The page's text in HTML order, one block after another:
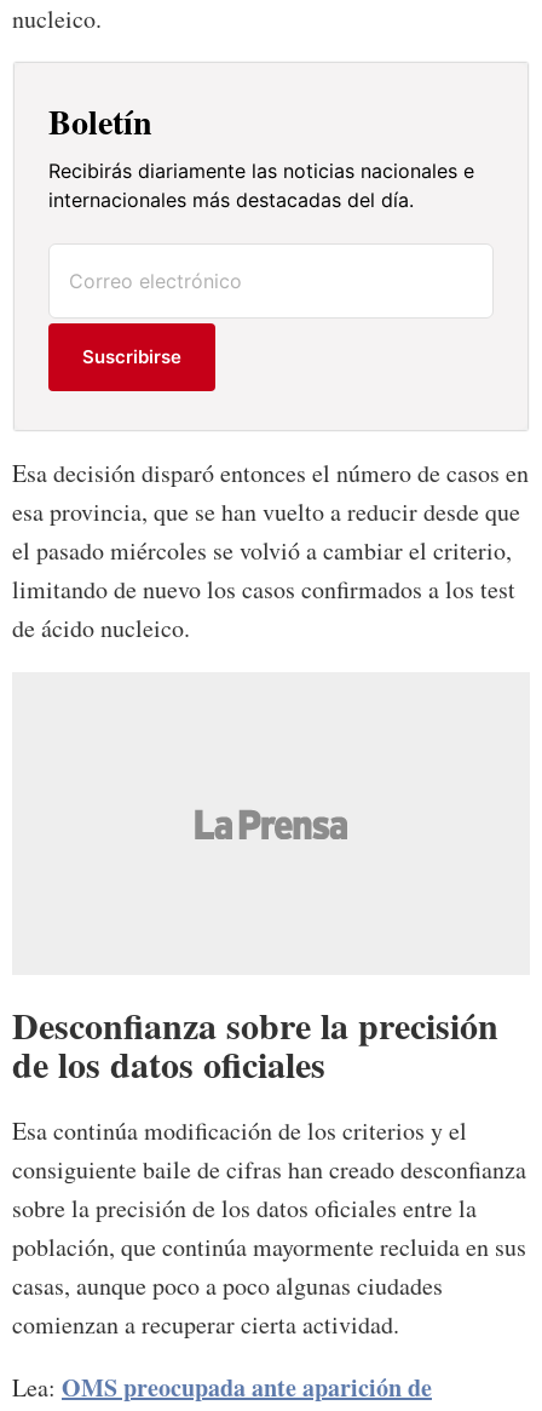
nucleico.
Boletín
Recibirás diariamente las noticias nacionales e
internacionales más destacadas del día.
Suscribirse
Esa decisión disparó entonces el número de casos en
esa provincia, que se han vuelto a reducir desde que
el pasado miércoles se volvió a cambiar el criterio,
limitando de nuevo los casos confirmados a los test
de ácido nucleico.
Desconfianza sobre la precisión
de los datos oficiales
Esa continúa modificación de los criterios y el
consiguiente baile de cifras han creado desconfianza
sobre la precisión de los datos oficiales entre la
población, que continúa mayormente recluida en sus
casas, aunque poco a poco algunas ciudades
comienzan a recuperar cierta actividad.
Lea: OMS preocupada ante aparición de